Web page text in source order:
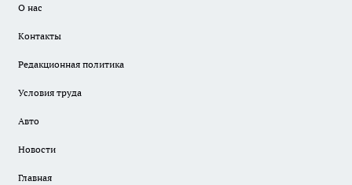
О нас
Контакты
Редакционная политика
Условия труда
Авто
Новости
Главная